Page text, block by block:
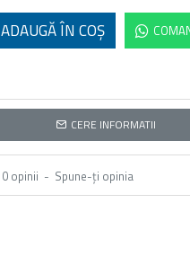
0 opinii - Spune-ţi opinia
ADAUGĂ ÎN COŞ
CERE INFORMATII